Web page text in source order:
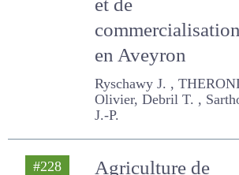
et de
commercialisation
en Aveyron
Ryschawy J. , THEROND
Olivier, Debril T. , Sarthou J.-
P.